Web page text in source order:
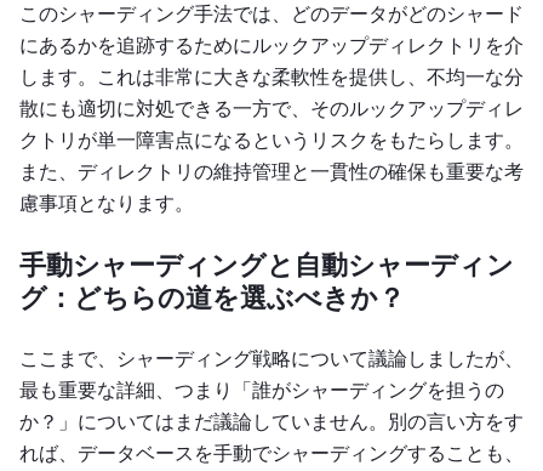
このシャーディング手法では、どのデータがどのシャード
にあるかを追跡するためにルックアップディレクトリを介
します。これは非常に大きな柔軟性を提供し、不均一な分
散にも適切に対処できる一方で、そのルックアップディレ
クトリが単一障害点になるというリスクをもたらします。
また、ディレクトリの維持管理と一貫性の確保も重要な考
慮事項となります。
手動シャーディングと自動シャーディン
グ：どちらの道を選ぶべきか？
ここまで、シャーディング戦略について議論しましたが、
最も重要な詳細、つまり「誰がシャーディングを担うの
か？」についてはまだ議論していません。別の言い方をす
れば、データベースを手動でシャーディングすることも、